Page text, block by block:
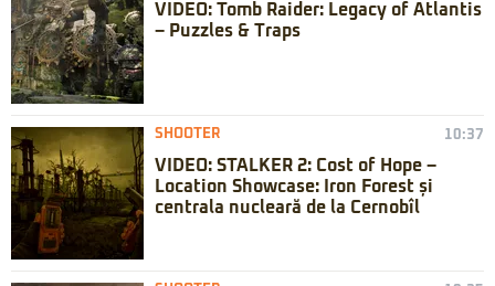
VIDEO: Tomb Raider: Legacy of Atlantis
– Puzzles & Traps
SHOOTER 10:37
VIDEO: STALKER 2: Cost of Hope –
Location Showcase: Iron Forest și
centrala nucleară de la Cernobîl